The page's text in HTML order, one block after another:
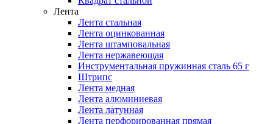
Лента
Лента стальная
Лента оцинкованная
Лента штамповальная
Лента нержавеющая
Инструментальная пружинная сталь 65 г
Штрипс
Лента медная
Лента алюминиевая
Лента латунная
Лента перфорированная прямая